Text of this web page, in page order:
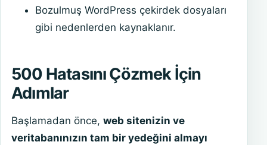
Bozulmuş WordPress çekirdek dosyaları
gibi nedenlerden kaynaklanır.
500 Hatasını Çözmek İçin
Adımlar
Başlamadan önce, web sitenizin ve
veritabanınızın tam bir yedeğini almayı